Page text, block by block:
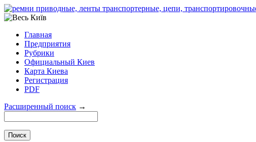
Главная
Предприятия
Рубрики
Официальный Киев
Карта Киева
Регистрация
PDF
Расширенный поиск →